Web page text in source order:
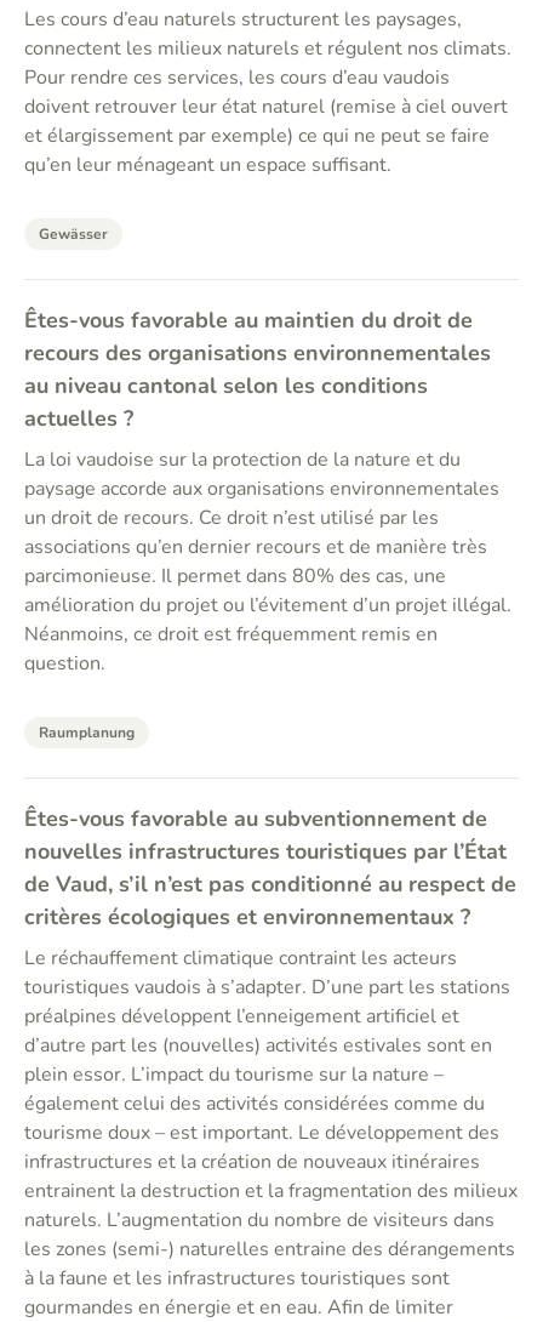
Les cours d’eau naturels structurent les paysages,
connectent les milieux naturels et régulent nos climats.
Pour rendre ces services, les cours d’eau vaudois
doivent retrouver leur état naturel (remise à ciel ouvert
et élargissement par exemple) ce qui ne peut se faire
qu’en leur ménageant un espace suffisant.
Gewässer
Êtes-vous favorable au maintien du droit de
recours des organisations environnementales
au niveau cantonal selon les conditions
actuelles ?
La loi vaudoise sur la protection de la nature et du
paysage accorde aux organisations environnementales
un droit de recours. Ce droit n’est utilisé par les
associations qu’en dernier recours et de manière très
parcimonieuse. Il permet dans 80% des cas, une
amélioration du projet ou l’évitement d’un projet illégal.
Néanmoins, ce droit est fréquemment remis en
question.
Raumplanung
Êtes-vous favorable au subventionnement de
nouvelles infrastructures touristiques par l’État
de Vaud, s’il n’est pas conditionné au respect de
critères écologiques et environnementaux ?
Le réchauffement climatique contraint les acteurs
touristiques vaudois à s’adapter. D’une part les stations
préalpines développent l’enneigement artificiel et
d’autre part les (nouvelles) activités estivales sont en
plein essor. L’impact du tourisme sur la nature –
également celui des activités considérées comme du
tourisme doux – est important. Le développement des
infrastructures et la création de nouveaux itinéraires
entrainent la destruction et la fragmentation des milieux
naturels. L’augmentation du nombre de visiteurs dans
les zones (semi-) naturelles entraine des dérangements
à la faune et les infrastructures touristiques sont
gourmandes en énergie et en eau. Afin de limiter